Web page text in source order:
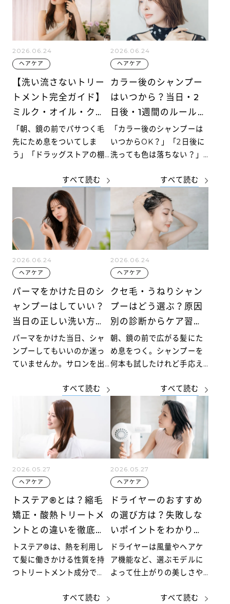
た基本の巻き方まで解説し
もいるでしょう。
2026.06.24
ヘアケア
【洗い流さないトリー
トメント完全ガイド】
ミルク・オイル・クリ
ーム・ミスト4タイプ
の違いと選び方
「朝、鏡の前でパサつく毛
先にため息をついてしま
う」「ドラッグストアの棚
いいか分からず立ち尽く
す」。そんな悩みを抱えて
いませんか。
すべて読む
2026.06.24
ヘアケア
カラー後のシャンプー
はいつから？当日・2
日後・1週間のルール。
選んだ色を長く守るケ
ア設計
「カラー後のシャンプーは
いつからOK？」「2日後に
洗っても色は落ちない？」
で、そんな疑問が頭をよぎ
る方は少なくありません。
カラー後の色持ちを左右す
るのは、シャンプーのタイ
ミングだけではなく、最初
の1週間の過ごし方です。
すべて読む
2026.06.24
ヘアケア
パーマをかけた日のシ
ャンプーはしていい？
当日の正しい洗い方と
長持ちさせる方法を解
説
パーマをかけた当日、シャ
ンプーしてもいいのか迷っ
ていませんか。サロンを出
のベタつきが気になる一方
で、せっかくのカールを崩
したくないという気持ちも
あり、判断に困る方は少な
くありません。
すべて読む
2026.06.24
ヘアケア
クセ毛・うねりシャン
プーはどう選ぶ？原因
別の診断からケア習慣
まで解説
朝、鏡の前で広がる髪にた
め息をつく。シャンプーを
何本も試したけれど手応え
みを抱えてこの記事にたど
り着いた方も多いのではな
いでしょうか。
すべて読む
2026.05.27
ヘアケア
トステア®とは？縮毛
矯正・酸熱トリートメ
ントとの違いを徹底解
説
トステア®は、熱を利用し
て髪に働きかける性質を持
つトリートメント成分で
ジ補修、スタイルキープ力
すべて読む
2026.05.27
ヘアケア
ドライヤーのおすすめ
の選び方は？失敗しな
いポイントをわかりや
すく解説
ドライヤーは風量やヘアケ
ア機能など、選ぶモデルに
よって仕上がりの美しさや
す。毎日使うアイテムだか
すべて読む